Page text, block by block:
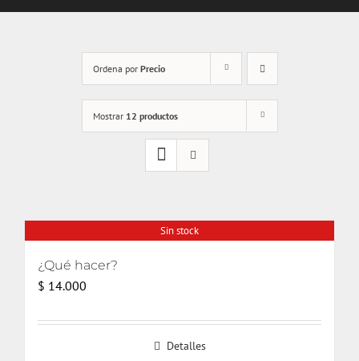
Ordena por Precio
Mostrar 12 productos
Sin stock
¿Qué hacer?
$ 14.000
Detalles